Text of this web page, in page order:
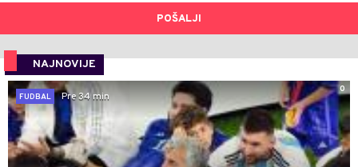
POŠALJI
NAJNOVIJE
0
FUDBAL
Pre 34 min